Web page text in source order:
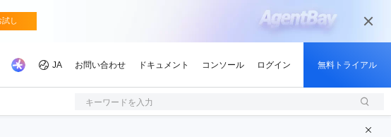
キーワードを入力